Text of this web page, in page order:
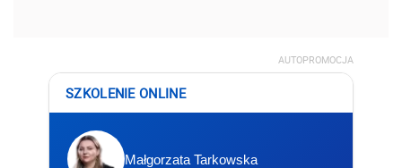
AUTOPROMOCJA
SZKOLENIE ONLINE
Małgorzata Tarkowska